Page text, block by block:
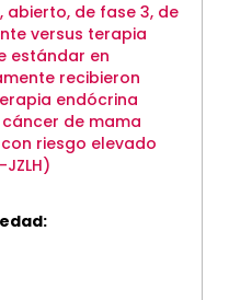
abierto, de fase 3, de
versus terapia
estándar en
recibieron
endócrina
de mama
con riesgo elevado